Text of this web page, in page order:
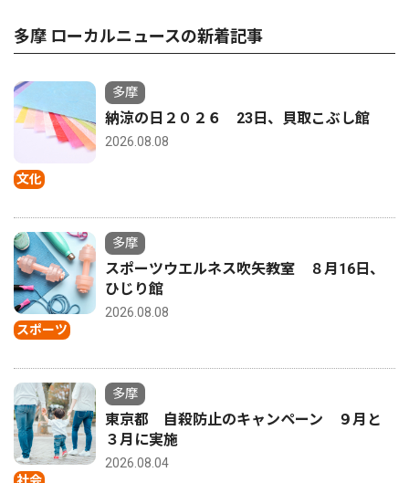
多摩 ローカルニュースの新着記事
文化
多摩
納涼の日２０２６ 23日、貝取こぶし館
2026.08.08
スポーツ
多摩
スポーツウエルネス吹矢教室 ８月16日、
ひじり館
2026.08.08
社会
多摩
東京都 自殺防止のキャンペーン ９月と
３月に実施
2026.08.04